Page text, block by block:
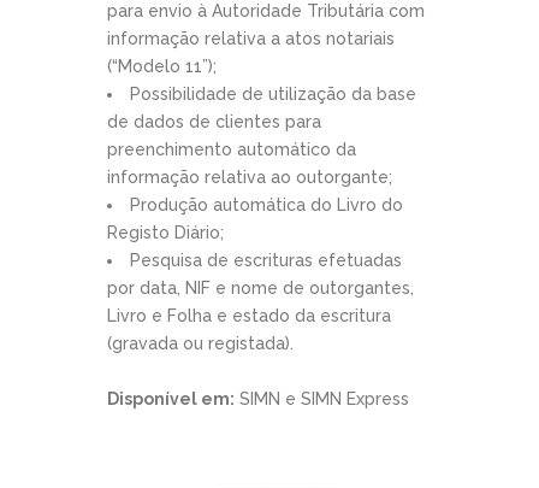
para envio à Autoridade Tributária com
informação relativa a atos notariais
(“Modelo 11”);
Possibilidade de utilização da base
de dados de clientes para
preenchimento automático da
informação relativa ao outorgante;
Produção automática do Livro do
Registo Diário;
Pesquisa de escrituras efetuadas
por data, NIF e nome de outorgantes,
Livro e Folha e estado da escritura
(gravada ou registada).
Disponível em: SIMN e SIMN Express